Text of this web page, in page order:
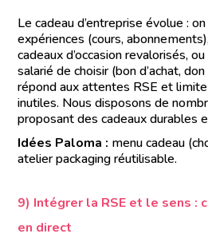
Le cadeau d’entreprise évolue :
expériences (cours,
cadeaux d’occasion revalorisés,
salarié de choisir (bon d’achat,
répond aux attentes RSE et
inutiles. Nous disposons de
proposant des cadeaux durables
Idées Paloma : menu cadeau
atelier packaging réutilisable.
9) Intégrer la RSE et le sens
en direct